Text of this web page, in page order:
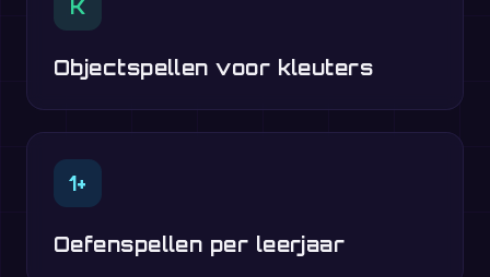
K
Objectspellen voor kleuters
1+
Oefenspellen per leerjaar